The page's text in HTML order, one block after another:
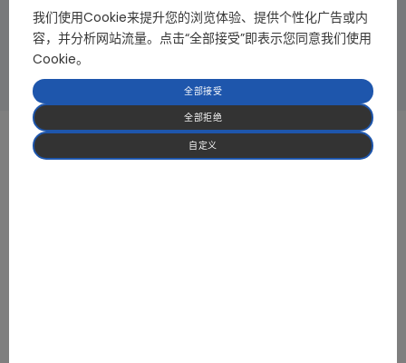
输入电压：AC90-264V
输出电压：AC110、AC220V
我们使用Cookie来提升您的浏览体验、提供个性化广告或内
容，并分析网站流量。点击“全部接受”即表示您同意我们使用
Cookie。
自定义
全部拒绝
全部接受